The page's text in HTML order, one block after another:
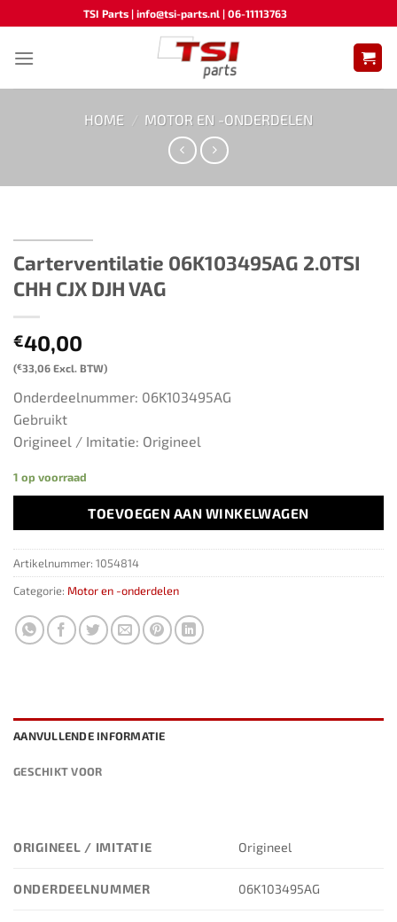
naar
inhoud
TSI Parts | info@tsi-parts.nl | 06-11113763
HOME / MOTOR EN -ONDERDELEN
Carterventilatie 06K103495AG​ 2.0TSI
CHH CJX DJH VAG
€40,00
(€33,06 Excl. BTW)
Onderdeelnummer: 06K103495AG
Gebruikt
Origineel / Imitatie: Origineel
1 op voorraad
TOEVOEGEN AAN WINKELWAGEN
Artikelnummer: 1054814
Categorie: Motor en -onderdelen
AANVULLENDE INFORMATIE
GESCHIKT VOOR
ORIGINEEL / IMITATIE Origineel
ONDERDEELNUMMER 06K103495AG